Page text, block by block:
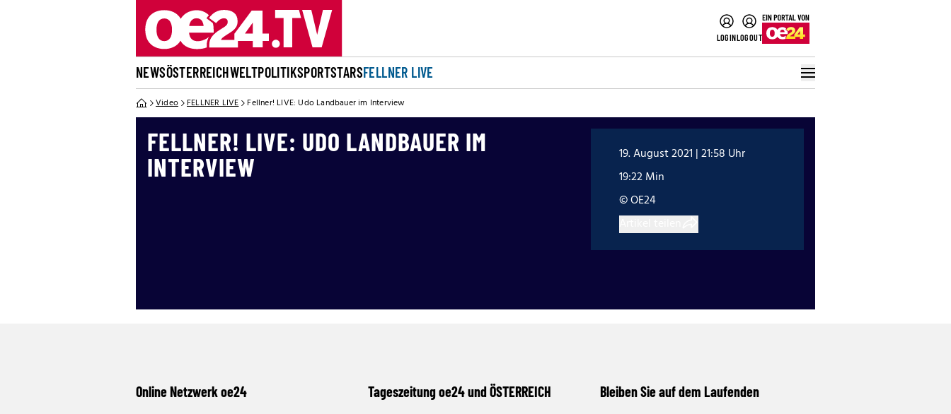
LOGINLOGOUT
NEWSÖSTERREICHWELTPOLITIKSPORTSTARSFELLNER LIVE
Video FELLNER LIVE Fellner! LIVE: Udo Landbauer im Interview
FELLNER! LIVE: UDO LANDBAUER IM
INTERVIEW
19. August 2021 | 21:58 Uhr
19:22 Min
© OE24
Online Netzwerk oe24 Tageszeitung oe24 und ÖSTERREICH Bleiben Sie auf dem Laufenden